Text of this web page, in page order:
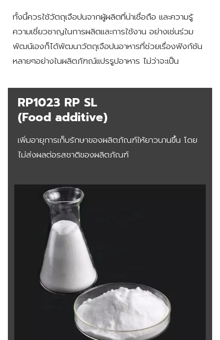
ทั้งนี้ควรใช้วัตถุเจือปนจากผู้ผลิตที่น่าเชื่อถือ และความรู้
ความเชี่ยวชาญในการผลิตและการใช้งาน อย่างเช่นร่วม
พัฒน์เองก็ได้พัฒนาวัตถุเจือปนอาหารที่ช่วยเรื่องฟังก์ชัน
หลายๆอย่างในผลิตภัฑณ์แปรรูปอาหาร ไม่ว่าจะเป็น
RP1023 RP SL
(Food additive)
เพิ่มอายุการเก็บรักษาของผลิตภัณฑ์ให้ยาวนานขึ้น โดย
ไม่ส่งผลต่อรสชาติของผลิตภัณฑ์